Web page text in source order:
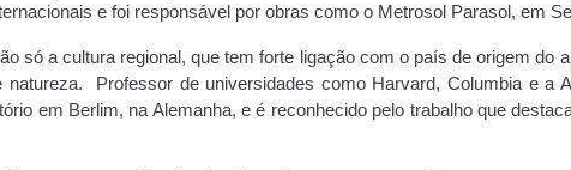
e foi responsável por obras como o Metrosol Parasol, em
só a cultura regional, que tem forte ligação com o país de origem do
natureza. Professor de universidades como Harvard, Columbia e a
em Berlim, na Alemanha, e é reconhecido pelo trabalho que